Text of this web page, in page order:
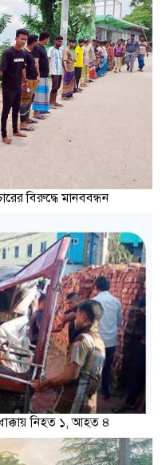
বিরুদ্ধে মানববন্ধন
নিহত ১, আহত ৪